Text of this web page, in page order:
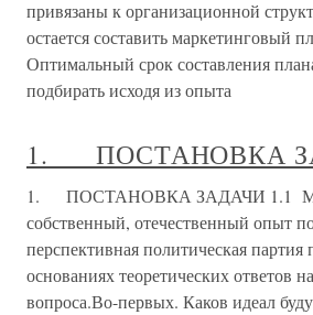
привязаны к организационной
остается составить маркетинговый
Оптимальный срок составления
подбирать исходя из опыта
1. ПОСТАНОВКА
1. ПОСТАНОВКА ЗАДАЧИ 1.1
собственный, отечественный опыт
перспективная политическая партия
основаниях теоретических ответов
вопроса.Во-первых. Каков идеал